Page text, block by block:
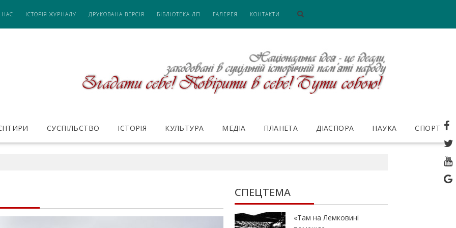
НАС ІСТОРІЯ ЖУРНАЛУ ДРУКОВАНА ВЕРСІЯ БІБЛІОТЕКА ЛП ГАЛЕРЕЯ КОНТАКТИ
СУСПІЛЬСТВО ІСТОРІЯ КУЛЬТУРА МЕДІА ПЛАНЕТА ДІАСПОРА НАУКА СПОРТ
СПЕЦТЕМА
«Там на Лемковині